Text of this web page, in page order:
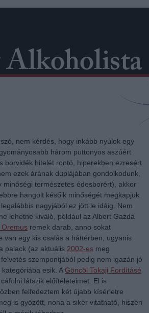
nem kérdés, hogy inkább nyúlok egy
három puttonyos aszúért
borvidék hitelét rontó, hiperekben ezresért
ezek árának duplájában gondolkodunk,
minőségi természetes édesborért), akkor
hangolt későik minőségét megkapjuk
nagyjából ez jött le idáig.
Nem
lehetne kiváló, például az Albert Gazda
remek darab, anno sokat
van egy kis csalás a háttérben, ugyanis
palack (az aktuális 2002-es meg
szempontjából pedig nem igazán jó
esik. A Göncöl Tokaji Fordításé
látszik előítéleteimet. El is
felfedeztem két újabb kísérletre
is győzött, noha a siker vitatható, hiszen